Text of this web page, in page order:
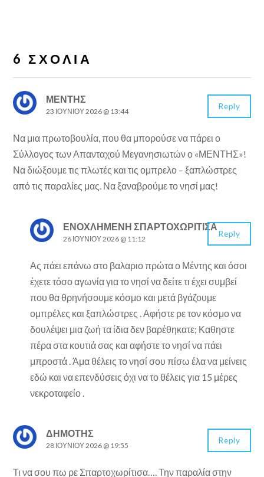
6 ΣΧΌΛΙΑ
ΜΕΝΤΗΣ
23 ΙΟΥΝΊΟΥ 2026 @ 13:44
Να μια πρωτοβουλία, που θα μπορούσε να πάρει ο
Σύλλογος των Απανταχού Μεγανησιωτών ο «ΜΕΝΤΗΣ»!
Να διώξουμε τις πλωτές και τις ομπρελο – ξαπλώστρες
από τις παραλίες μας. Να ξαναβρούμε το νησί μας!
Reply
ΕΝΟΧΛΗΜΈΝΗ ΣΠΑΡΤΟΧΩΡΙΤΙΣΑ
26 ΙΟΥΝΊΟΥ 2026 @ 11:12
Ας πάει επάνω στο βαλαριο πρώτα ο Μέντης και όσοι
έχετε τόσο αγωνία για το νησί να δείτε τι έχει συμβεί
που θα θρηνήσουμε κόσμο και μετά βγάζουμε
ομπρέλες και ξαπλώστρες . Αφήστε ρε τον κόσμο να
δουλέψει μια ζωή τα ίδια δεν βαρέθηκατε; Καθηστε
πέρα στα κουτιά σας και αφήστε το νησί να πάει
μπροστά . Άμα θέλεις το νησί σου πίσω έλα να μείνεις
εδώ και να επενδύσεις όχι να το θέλεις για 15 μέρες
νεκροταφείο .
Reply
ΔΗΜΟΤΗΣ
28 ΙΟΥΝΊΟΥ 2026 @ 19:55
Τι να σου πω ρε Σπαρτοχωρίτισα…. Την παραλία στην
Reply